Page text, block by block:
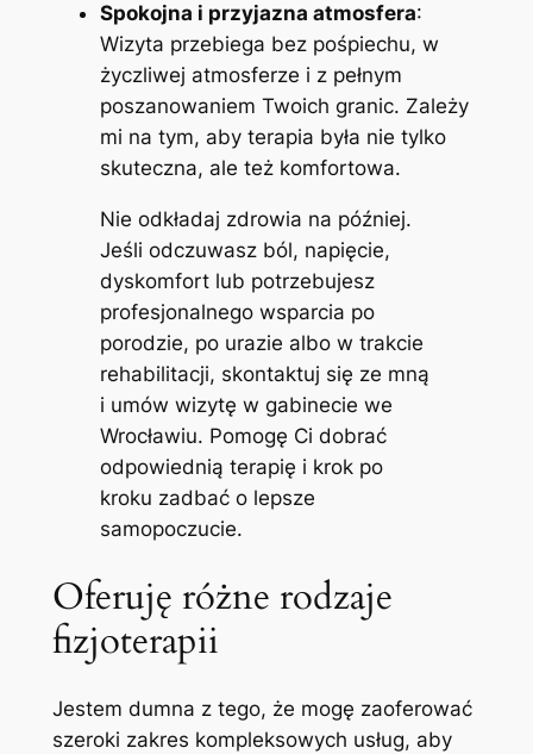
Spokojna i przyjazna atmosfera:
Wizyta przebiega bez pośpiechu, w
życzliwej atmosferze i z pełnym
poszanowaniem Twoich granic. Zależy
mi na tym, aby terapia była nie tylko
skuteczna, ale też komfortowa.
Nie odkładaj zdrowia na później.
Jeśli odczuwasz ból, napięcie,
dyskomfort lub potrzebujesz
profesjonalnego wsparcia po
porodzie, po urazie albo w trakcie
rehabilitacji, skontaktuj się ze mną
i umów wizytę w gabinecie we
Wrocławiu. Pomogę Ci dobrać
odpowiednią terapię i krok po
kroku zadbać o lepsze
samopoczucie.
Oferuję różne rodzaje
fizjoterapii
Jestem dumna z tego, że mogę zaoferować
szeroki zakres kompleksowych usług, aby